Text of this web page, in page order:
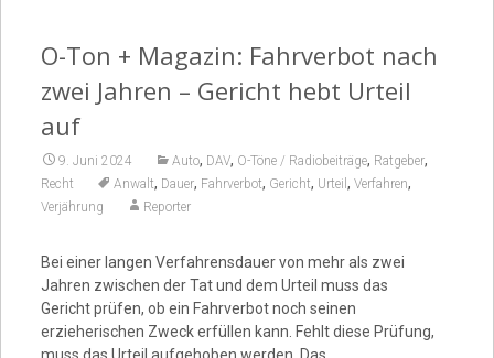
O-Ton + Magazin: Fahrverbot nach
zwei Jahren – Gericht hebt Urteil
auf
9. Juni 2024 Auto, DAV, O-Töne / Radiobeiträge, Ratgeber,
Recht Anwalt, Dauer, Fahrverbot, Gericht, Urteil , Verfahren,
Verjährung Reporter
Bei einer langen Verfahrensdauer von mehr als zwei
Jahren zwischen der Tat und dem Urteil muss das
Gericht prüfen, ob ein Fahrverbot noch seinen
erzieherischen Zweck erfüllen kann. Fehlt diese Prüfung,